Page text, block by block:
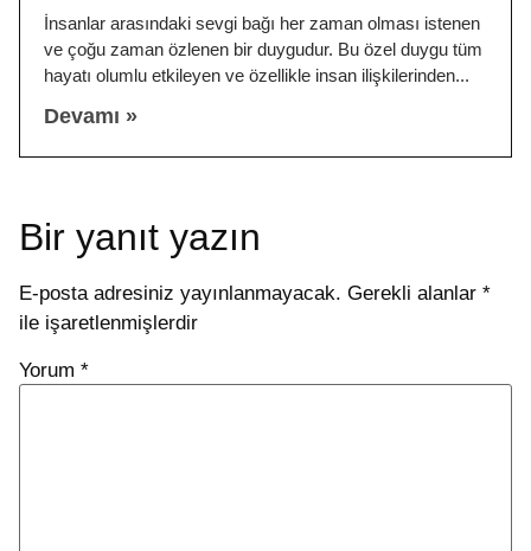
İnsanlar arasındaki sevgi bağı her zaman olması istenen
ve çoğu zaman özlenen bir duygudur. Bu özel duygu tüm
hayatı olumlu etkileyen ve özellikle insan ilişkilerinden
Devamı »
Bir yanıt yazın
E-posta adresiniz yayınlanmayacak. Gerekli alanlar *
ile işaretlenmişlerdir
Yorum *